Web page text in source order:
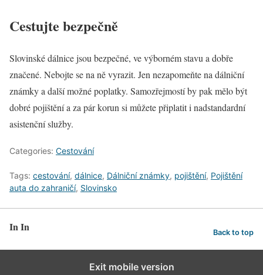
Cestujte bezpečně
Slovinské dálnice jsou bezpečné, ve výborném stavu a dobře
značené. Nebojte se na ně vyrazit. Jen nezapomeňte na dálniční
známky a další možné poplatky. Samozřejmostí by pak mělo být
dobré pojištění a za pár korun si můžete připlatit i nadstandardní
asistenční služby.
Categories: Cestování
Tags: cestování, dálnice, Dálniční známky, pojištění, Pojištění
auta do zahraničí, Slovinsko
In In Back to top
Exit mobile version